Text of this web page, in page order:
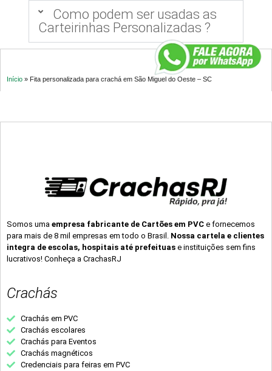
Como podem ser usadas as
Carteirinhas Personalizadas ?
Início » Fita personalizada para crachá em São Miguel do Oeste – SC
Somos uma empresa fabricante de Cartões em PVC e fornecemos
para mais de 8 mil empresas em todo o Brasil. Nossa cartela e clientes
integra de escolas, hospitais até prefeituas e instituições sem fins
lucrativos! Conheça a CrachasRJ
Crachás
Crachás em PVC
Crachás escolares
Crachás para Eventos
Crachás magnéticos
Credenciais para feiras em PVC